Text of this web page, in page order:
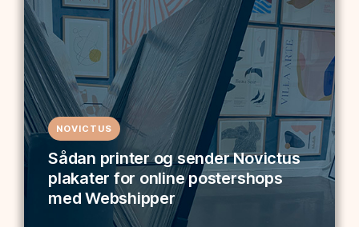
NOVICTUS
Sådan printer og sender Novictus
plakater for online postershops
med Webshipper